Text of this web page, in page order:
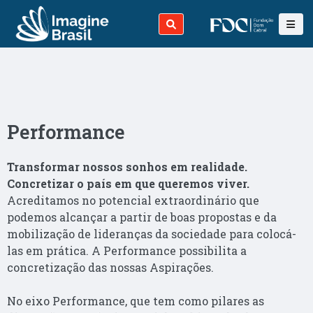
Performance
Transformar nossos sonhos em realidade.
Concretizar o país em que queremos viver.
Acreditamos no potencial extraordinário que
podemos alcançar a partir de boas propostas e da
mobilização de lideranças da sociedade para colocá-
las em prática. A Performance possibilita a
concretização das nossas Aspirações.
No eixo Performance, que tem como pilares as